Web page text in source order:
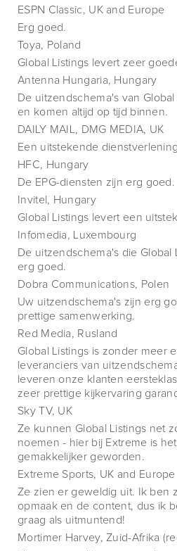
ESPN Classic, UK and Europe
Erg goed.
Toya, Poland
Global Listings levert zeer
Antenna Hungaria, Hungary
De uitzendschema's van
en komen altijd op tijd binnen.
DAILY MAIL, DMG MEDIA, UK
Een uitstekende
HFC, Hungary
De EPG-diensten zijn erg goed.
Invitel, Hungary
Global Listings levert een
Infomedia, Luxembourg
De uitzendschema's die Global
erg goed.
Dobra Communications, Polen
Uw uitzendschema's zijn erg
prettige samenwerking.
Red Media, Rusland
Global Listings is zonder meer
leveranciers van
leveren onze klanten
zeer prettige kijkervaring
Sky TV, UK
Ze kunnen Global Listings net
noemen - hier bij Extreme is
gemakkelijker geworden.
Extreme Sports, UK and Europe
Ze zien er geweldig uit. Ik ben
opmaak en de content, dus ik
graag als uitmuntend!
Mortimer Harvey, Zuid-Afrika